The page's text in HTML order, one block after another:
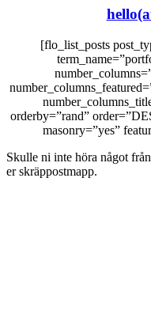
[flo_list_posts
orderby=”rand”
masonry=”yes”
Skulle ni inte höra något
er skräppostmapp.